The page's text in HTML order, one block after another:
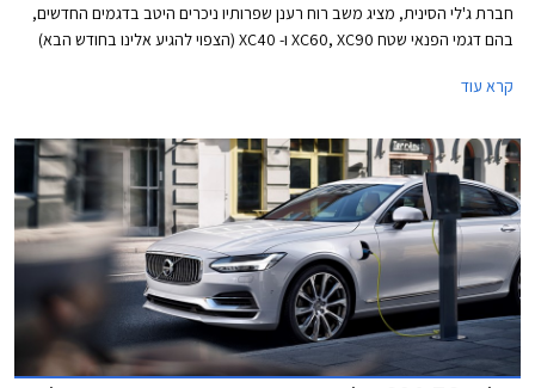
חברת ג'לי הסינית, מציג משב רוח רענן שפרותיו ניכרים היטב בדגמים החדשים,
בהם דגמי הפנאי שטח XC60, XC90 ו- XC40 (הצפוי להגיע אלינו בחודש הבא)
דגמים ההופכים למובילים בקטגוריות הרכב השונות. ניתן לייחס חלק מההצלחה
לעובדה שבעלת הבית החדשה השאירה לוולוו עצמאות בתכנון דגמים חדשים
תוך סיוע במימון פרויקטים המצריכים השקעות הון גדולות.
קרא עוד